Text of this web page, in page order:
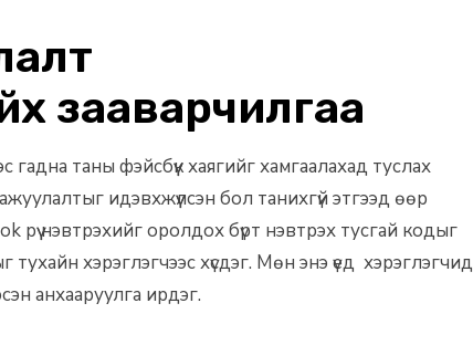
зааварчилгаа
таны фэйсбүүк хаягийг хамгаалахад туслах
идэвхжүүлсэн бол танихгүй этгээд өөр
нэвтрэхийг оролдох бүрт нэвтрэх тусгай кодыг
хэрэглэгчээс хүсдэг. Мөн энэ үед хэрэглэгчид
анхааруулга ирдэг.